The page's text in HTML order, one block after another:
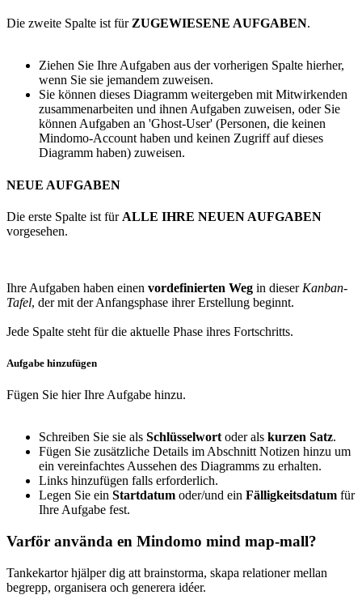
Die zweite Spalte ist für ZUGEWIESENE AUFGABEN.
Ziehen Sie Ihre Aufgaben aus der vorherigen Spalte hierher,
wenn Sie sie jemandem zuweisen.
Sie können dieses Diagramm weitergeben mit Mitwirkenden
zusammenarbeiten und ihnen Aufgaben zuweisen, oder Sie
können Aufgaben an 'Ghost-User' (Personen, die keinen
Mindomo-Account haben und keinen Zugriff auf dieses
Diagramm haben) zuweisen.
NEUE AUFGABEN
Die erste Spalte ist für ALLE IHRE NEUEN AUFGABEN
vorgesehen.
Ihre Aufgaben haben einen vordefinierten Weg in dieser Kanban-
Tafel, der mit der Anfangsphase ihrer Erstellung beginnt.
Jede Spalte steht für die aktuelle Phase ihres Fortschritts.
Aufgabe hinzufügen
Fügen Sie hier Ihre Aufgabe hinzu.
Schreiben Sie sie als Schlüsselwort oder als kurzen Satz.
Fügen Sie zusätzliche Details im Abschnitt Notizen hinzu um
ein vereinfachtes Aussehen des Diagramms zu erhalten.
Links hinzufügen falls erforderlich.
Legen Sie ein Startdatum oder/und ein Fälligkeitsdatum für
Ihre Aufgabe fest.
Varför använda en Mindomo mind map-mall?
Tankekartor hjälper dig att brainstorma, skapa relationer mellan
begrepp, organisera och generera idéer.